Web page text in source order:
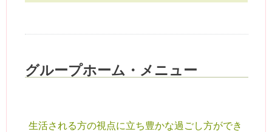
グループホーム・メニュー
生活される方の視点に立ち豊かな過ごし方ができ